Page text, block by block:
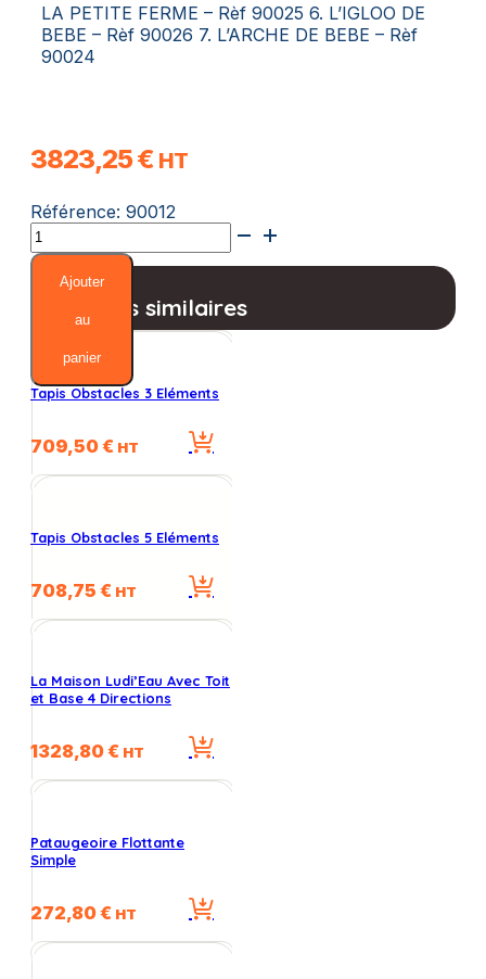
LA PETITE FERME – Rèf 90025 6. L’IGLOO DE
BEBE – Rèf 90026 7. L’ARCHE DE BEBE – Rèf
90024
3823,25€ HT
Référence: 90012
quantité
de
Square
Ajouter
au
panier
Produits similaires
Tapis Obstacles 3 Eléments
709,50€ HT
Tapis Obstacles 5 Eléments
708,75 € HT
La Maison Ludi’Eau Avec Toit
et Base 4 Directions
1328,80€ HT
Pataugeoire Flottante
Simple
272,80€ HT